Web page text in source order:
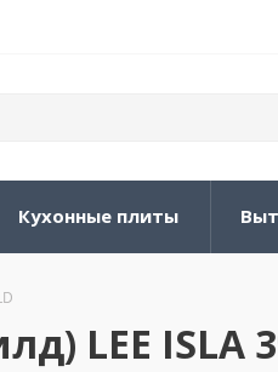
Кухонные плиты
LEE ISLA